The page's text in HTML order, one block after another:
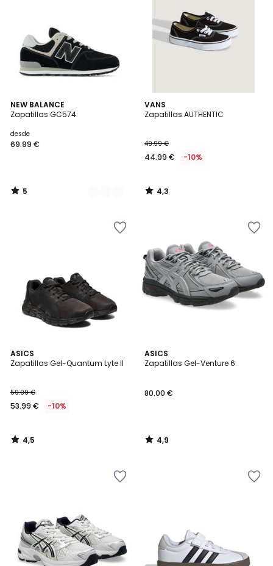
NEW BALANCE
Zapatillas GC574
desde
69.99 €
5
/
3
Colores
5
/
VANS
Zapatillas AUTHENTIC
49.99 €
44.99 € -10%
4,3
/ 5
4,3
/
ASICS
Zapatillas Gel-Quantum Lyte II
59.99 €
53.99 € -10%
4,5
/ 5
4,5
/
ASICS
Zapatillas Gel-Venture 6
80.00 €
4,9
/ 5
4,9
/